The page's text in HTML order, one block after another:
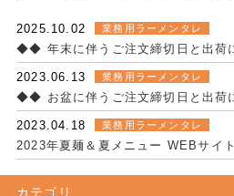
2025.10.02 業務用ラーメンタレ
◆◆ 年末に伴うご注文締切日と出
2023.06.13 業務用ラーメンタレ
◆◆ お盆に伴うご注文締切日と出
2023.04.18 業務用ラーメンタレ
2023年夏麺＆夏メニュー WEBサイ
カテゴリ